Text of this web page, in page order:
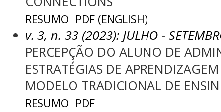
RESUMO PDF (ENGLISH)
v. 3, n. 33 (2023): JULHO -
PERCEPÇÃO DO ALUNO DE
ESTRATÉGIAS DE
MODELO TRADICIONAL DE
RESUMO PDF